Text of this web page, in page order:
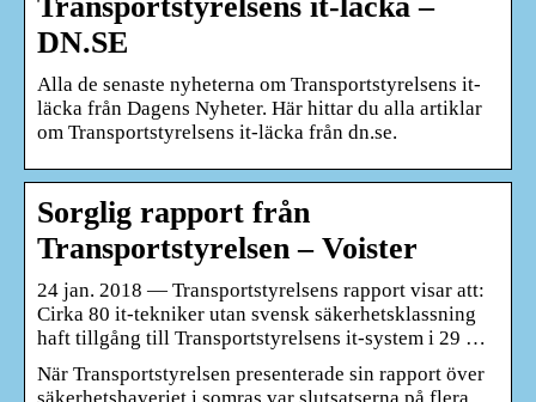
DN.SE
Alla de senaste nyheterna om Transportstyrelsens it-
läcka från Dagens Nyheter. Här hittar du alla artiklar
om Transportstyrelsens it-läcka från dn.se.
Sorglig rapport från
Transportstyrelsen – Voister
24 jan. 2018 — Transportstyrelsens rapport visar att:
Cirka 80 it-tekniker utan svensk säkerhetsklassning
haft tillgång till Transportstyrelsens it-system i 29 …
När Transportstyrelsen presenterade sin rapport över
säkerhetshaveriet i somras var slutsatserna på flera